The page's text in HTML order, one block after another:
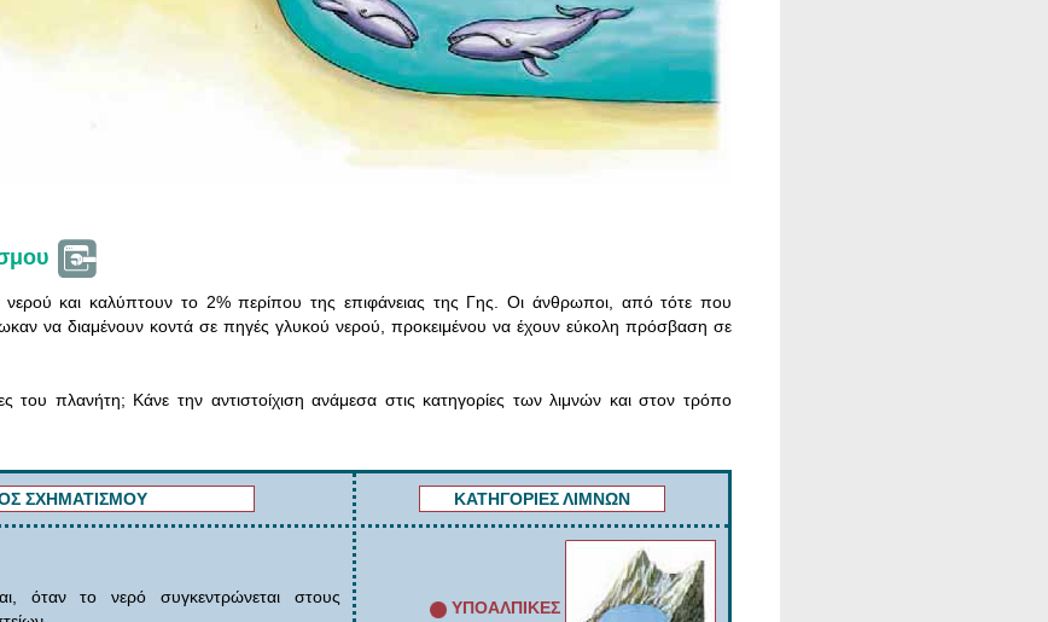
νερού και καλύπτουν το 2% περίπου της επιφάνειας της Γης. Οι άνθρωποι, από τότε που
να διαμένουν κοντά σε πηγές γλυκού νερού, προκειμένου να έχουν εύκολη πρόσβαση σε
του πλανήτη; Κάνε την αντιστοίχιση ανάμεσα στις κατηγορίες των λιμνών και στον τρόπο
ΣΧΗΜΑΤΙΣΜΟΥ ΚΑΤΗΓΟΡΙΕΣ ΛΙΜΝΩΝ
όταν το νερό συγκεντρώνεται στους
ΥΠΟAΛΠΙΚΕΣ